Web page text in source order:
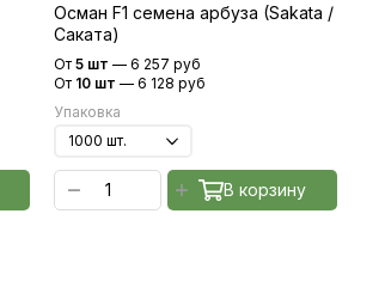
Осман F1 семена арбуза (Sakata /
Саката)
От5 шт —6 257 руб
От 10 шт —6 128 руб
Упаковка
В корзину